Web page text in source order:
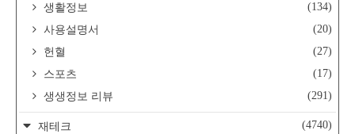
생활정보
(134)
사용설명서
(20)
헌혈
(27)
스포츠
(17)
생생정보 리뷰
(291)
재테크
(4740)